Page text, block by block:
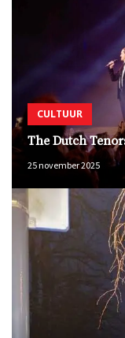
CULTUUR
The Dutch
25 november 2025